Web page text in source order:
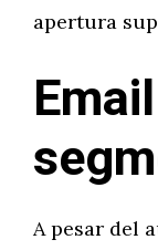
apertura
A pesar del